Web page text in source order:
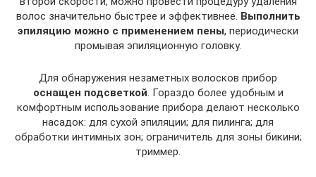
волос значительно быстрее и эффективнее. Выполнить
эпиляцию можно с применением пены, периодически
промывая эпиляционную головку.
Для обнаружения незаметных волосков прибор
оснащен подсветкой. Гораздо более удобным и
комфортным использование прибора делают несколько
насадок: для сухой эпиляции; для пилинга; для
обработки интимных зон; ограничитель для зоны бикини;
триммер.